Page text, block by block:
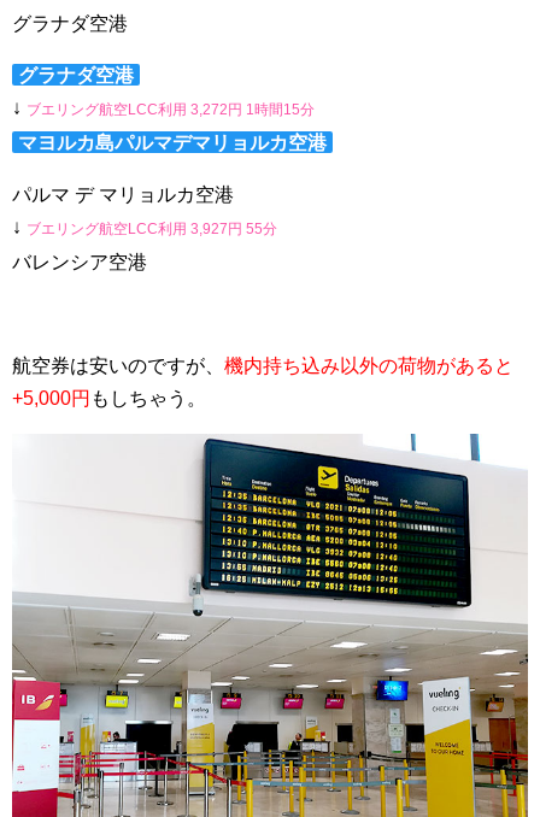
グラナダ空港
グラナダ空港
↓ ブエリング航空LCC利用 3,272円 1時間15分
マヨルカ島パルマデマリョルカ空港
パルマ デ マリョルカ空港
↓ ブエリング航空LCC利用 3,927円 55分
バレンシア空港
航空券は安いのですが、 機内持ち込み以外の荷物があると
+5,000円 もしちゃう。